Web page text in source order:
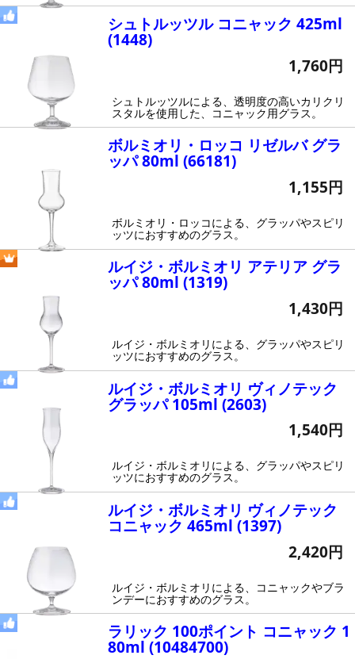
シュトルッツル コニャック 425ml
(1448)
1,760円
シュトルッツルによる、透明度の高いカリクリ
スタルを使用した、コニャック用グラス。
ボルミオリ・ロッコ リゼルバ グラ
ッパ 80ml (66181)
1,155円
ボルミオリ・ロッコによる、グラッパやスピリ
ッツにおすすめのグラス。
ルイジ・ボルミオリ アテリア グラ
ッパ 80ml (1319)
1,430円
ルイジ・ボルミオリによる、グラッパやスピリ
ッツにおすすめのグラス。
ルイジ・ボルミオリ ヴィノテック
グラッパ 105ml (2603)
1,540円
ルイジ・ボルミオリによる、グラッパやスピリ
ッツにおすすめのグラス。
ルイジ・ボルミオリ ヴィノテック
コニャック 465ml (1397)
2,420円
ルイジ・ボルミオリによる、コニャックやブラ
ンデーにおすすめのグラス。
ラリック 100ポイント コニャック 1
80ml (10484700)